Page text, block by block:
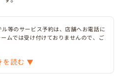
等のサービス予約は、店舗へお電話に
ムでは受け付けておりませんので、ご
を読む